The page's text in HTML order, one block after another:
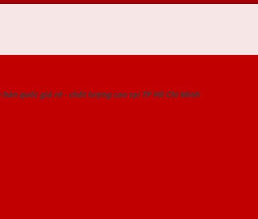
quốc giá rẻ - chất lượng cao tại TP Hồ Chí Minh